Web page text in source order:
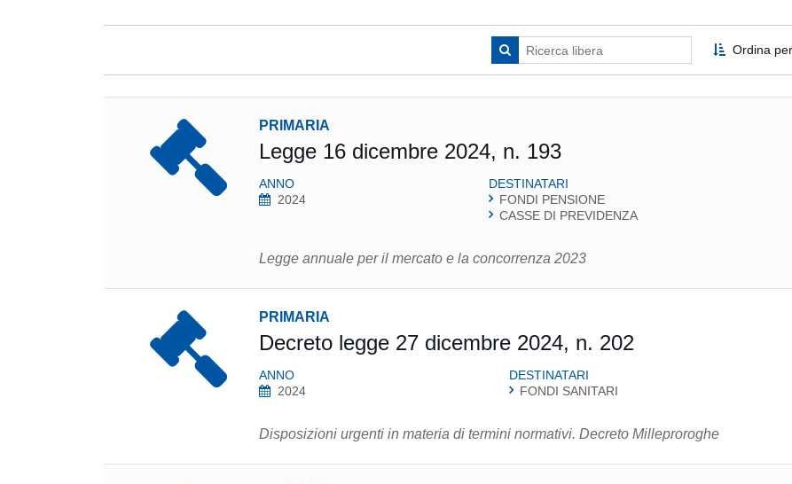
Ordina
PRIMARIA
Legge 16 dicembre 2024, n. 193
ANNO
2024
DESTINATARI
FONDI PENSIONE
CASSE DI PREVIDENZA
Legge annuale per il mercato e la concorrenza 2023
PRIMARIA
Decreto legge 27 dicembre 2024, n. 202
ANNO
2024
DESTINATARI
FONDI SANITARI
Disposizioni urgenti in materia di termini normativi. Decreto Milleproroghe